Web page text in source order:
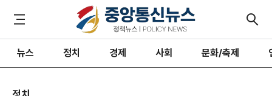
뉴스 정치 경제 사회 문화/축제